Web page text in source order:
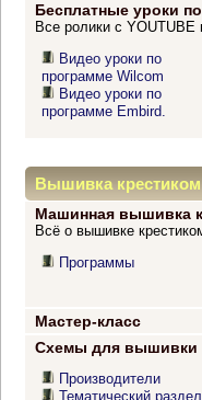
Бесплатные уроки
Все ролики с YOUTUBE
Видео уроки по
программе Wilcom
Видео уроки по
программе Embird.
Вышивка крестиком
Машинная вышивка
Всё о вышивке
Программы
Мастер-класс
Схемы для вышивки
Производители
Тематический раздел